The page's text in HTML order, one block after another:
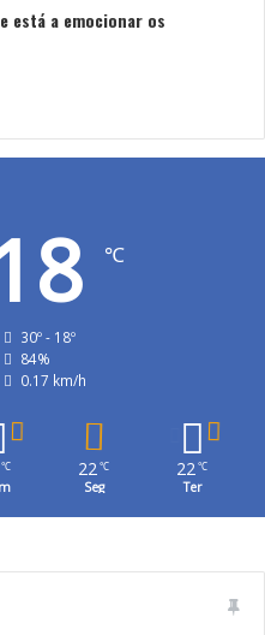
está a emocionar os
℃
30º - 18º
84%
0.17 km/h
℃ 22℃
Seg
22℃
Ter